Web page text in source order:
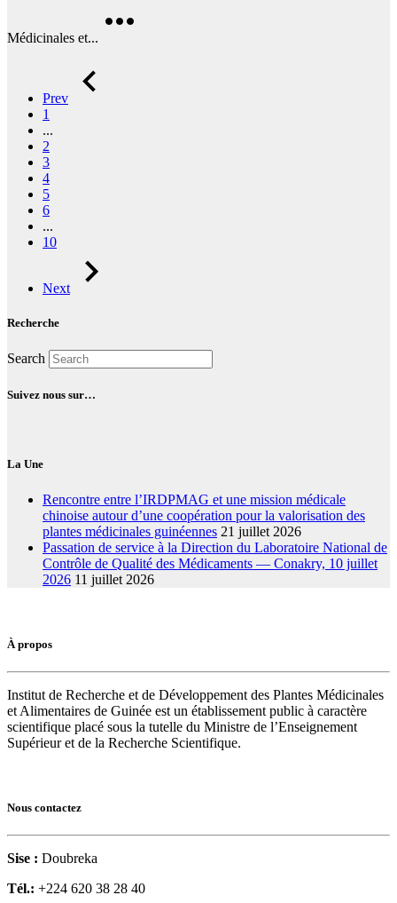
Médicinales et...
Prev
1
...
2
3
4
5
6
...
10
Next
Recherche
Search
Suivez nous sur…
La Une
Rencontre entre l’IRDPMAG et une mission médicale
chinoise autour d’une coopération pour la valorisation des
plantes médicinales guinéennes 21 juillet 2026
Passation de service à la Direction du Laboratoire National de
Contrôle de Qualité des Médicaments — Conakry, 10 juillet
2026 11 juillet 2026
À propos
Institut de Recherche et de Développement des Plantes Médicinales
et Alimentaires de Guinée est un établissement public à caractère
scientifique placé sous la tutelle du Ministre de l’Enseignement
Supérieur et de la Recherche Scientifique.
Nous contactez
Sise : Doubreka
Tél.: +224 620 38 28 40